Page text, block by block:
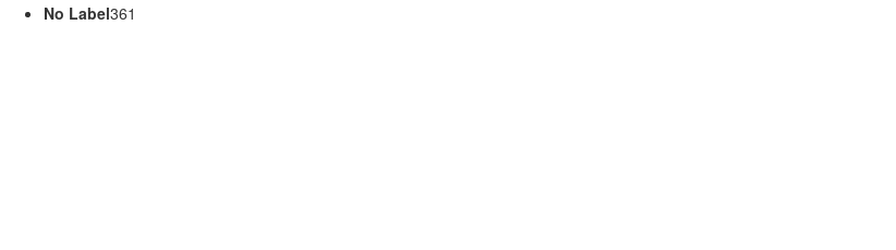
No Label361